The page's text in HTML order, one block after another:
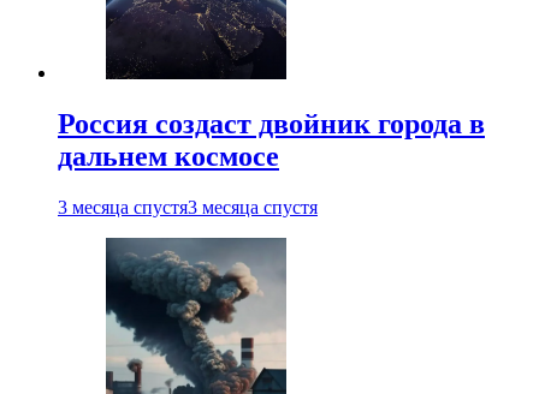
Россия создаст двойник города в
дальнем космосе
3 месяца спустя3 месяца спустя